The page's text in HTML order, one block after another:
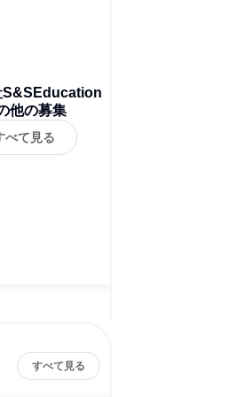
S&SEducation
他の募集
べて見る
すべて見る